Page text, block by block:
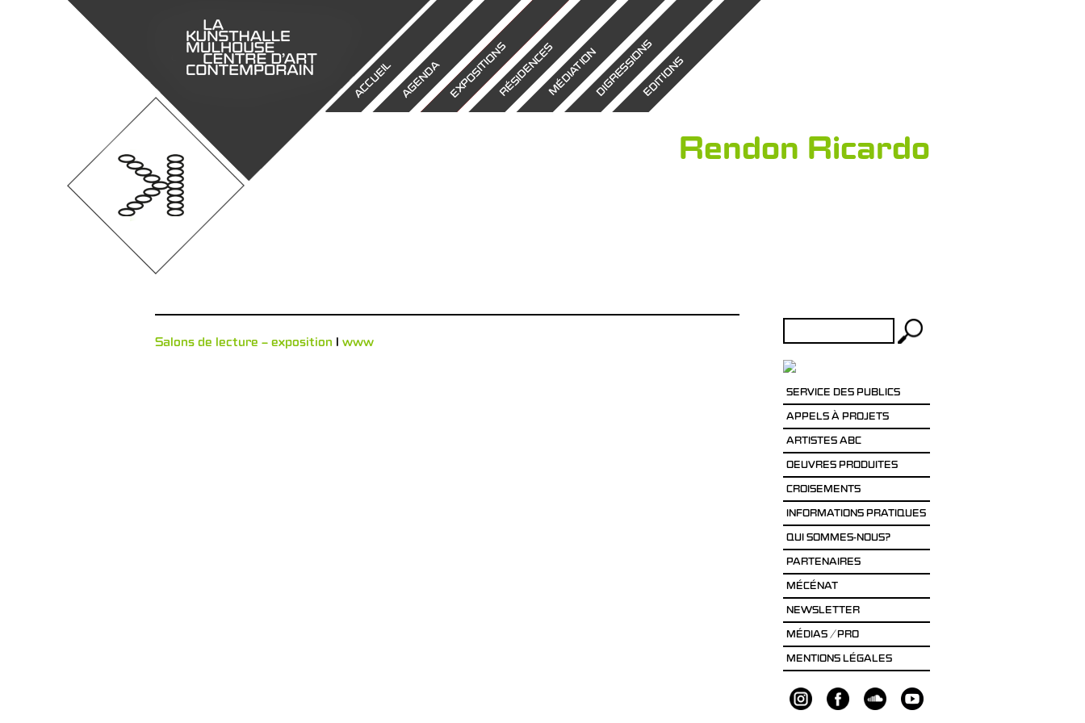
ACCUEILAGENDAEXPOSITIONSRÉSIDENCESMÉDIATIONDIGRESSIONSEDITIONS
Rendon Ricardo
Salons de lecture – exposition l www
SERVICE DES PUBLICS
APPELS À PROJETS
ARTISTES ABC
OEUVRES PRODUITES
CROISEMENTS
INFORMATIONS PRATIQUES
QUI SOMMES-NOUS?
PARTENAIRES
MÉCÉNAT
NEWSLETTER
MÉDIAS / PRO
MENTIONS LÉGALES